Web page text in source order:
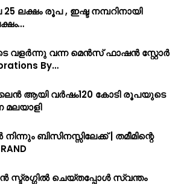
ലക്ഷം രൂപ , ഇഷ്ട നമ്പറിനായി
വളർന്നു വന്ന മെൻസ് ഫാഷൻ സ്റ്റോർ
By…
ആയി വർഷം120 കോടി രൂപയുടെ
ബിസിനസ്സിലേക്ക് | തമീമിന്റെ
സ്ട്രഗ്ഗിൽ ചെയ്തപ്പോൾ സ്വന്തം